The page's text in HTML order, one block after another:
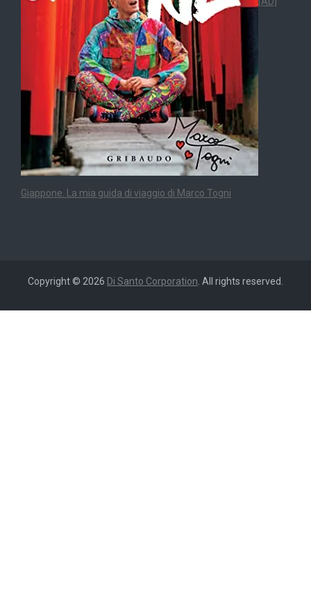
Giappone. La mia guida di viaggio di Marco Togni
Copyright © 2026 Di Santo Corporation . All rights reserved.